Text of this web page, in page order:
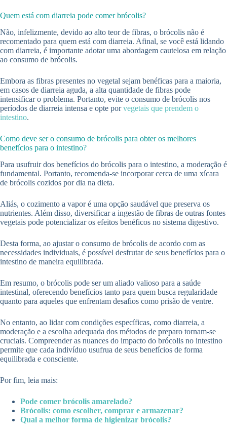
Quem está com diarreia pode comer brócolis?
Não, infelizmente, devido ao alto teor de fibras, o brócolis não é
recomentado para quem está com diarreia. Afinal, se você está lidando
com diarreia, é importante adotar uma abordagem cautelosa em relação
ao consumo de brócolis.
Embora as fibras presentes no vegetal sejam benéficas para a maioria,
em casos de diarreia aguda, a alta quantidade de fibras pode
intensificar o problema. Portanto, evite o consumo de brócolis nos
períodos de diarreia intensa e opte porvegetais que prendem o
intestino.
Como deve ser o consumo de brócolis para obter os melhores
benefícios para o intestino?
Para usufruir dos benefícios do brócolis para o intestino, a moderação é
fundamental. Portanto, recomenda-se incorporar cerca de uma xícara
de brócolis cozidos por dia na dieta.
Aliás, o cozimento a vapor é uma opção saudável que preserva os
nutrientes. Além disso, diversificar a ingestão de fibras de outras fontes
vegetais pode potencializar os efeitos benéficos no sistema digestivo.
Desta forma, ao ajustar o consumo de brócolis de acordo com as
necessidades individuais, é possível desfrutar de seus benefícios para o
intestino de maneira equilibrada.
Em resumo, o brócolis pode ser um aliado valioso para a saúde
intestinal, oferecendo benefícios tanto para quem busca regularidade
quanto para aqueles que enfrentam desafios como prisão de ventre.
No entanto, ao lidar com condições específicas, como diarreia, a
moderação e a escolha adequada dos métodos de preparo tornam-se
cruciais. Compreender as nuances do impacto do brócolis no intestino
permite que cada indivíduo usufrua de seus benefícios de forma
equilibrada e consciente.
Por fim, leia mais:
Pode comer brócolis amarelado?
Brócolis: como escolher, comprar e armazenar?
Qual a melhor forma de higienizar brócolis?